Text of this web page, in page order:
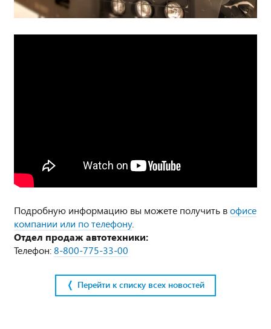
Подробную информацию вы можете получить вофисе
компании или по телефону.
Отдел продаж автотехники:
Телефон:8-800-775-33-00
Перейти к списку всех новостей